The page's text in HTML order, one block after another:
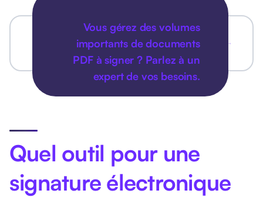
Vous gérez des volumes
importants de documents
PDF à signer ? Parlez à un
expert de vos besoins.
Quel outil pour une
signature électronique